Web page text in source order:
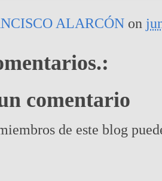
ALARCÓN on
comentario
de este blog